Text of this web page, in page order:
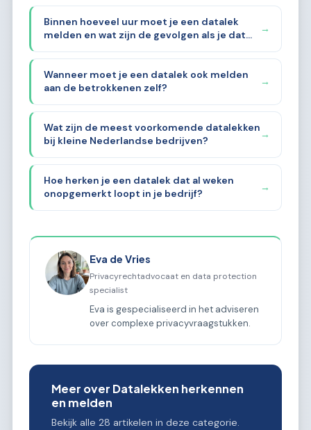
Binnen hoeveel uur moet je een datalek
melden en wat zijn de gevolgen als je dat
→
Wanneer moet je een datalek ook melden
aan de betrokkenen zelf?
→
Wat zijn de meest voorkomende datalekken
bij kleine Nederlandse bedrijven?
→
Hoe herken je een datalek dat al weken
onopgemerkt loopt in je bedrijf?
→
Eva de Vries
Privacyrechtadvocaat en data protection
specialist
Eva is gespecialiseerd in het adviseren
over complexe privacyvraagstukken.
Meer over Datalekken herkennen
en melden
Bekijk alle 28 artikelen in deze categorie.